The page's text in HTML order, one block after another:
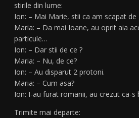
stirile din lume:
Ion: – Mai Marie, stii ca am scapat de
Maria: – Da mai Ioane, au oprit aia
particule…
Ion: – Dar stii de ce ?
Maria: – Nu, de ce?
Ion: – Au disparut 2 protoni.
Maria: – Cum asa?
Ion: I-au furat romanii, au crezut ca-s
Trimite mai departe: